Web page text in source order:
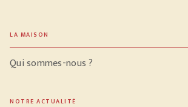
LA MAISON
Qui sommes-nous ?
NOTRE ACTUALITÉ